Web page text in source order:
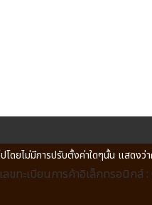
ะเบียนการค้าอิเล็กทรอนิกส์
โดยไม่มีการปรับตั้งค่าใดๆนั้น แสดงว่